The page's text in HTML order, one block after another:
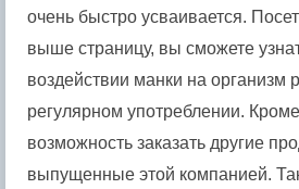
очень быстро усваивается.
выше страницу, вы сможете
воздействии манки на организм
регулярном употреблении. Кроме
возможность заказать другие
выпущенные этой компанией.